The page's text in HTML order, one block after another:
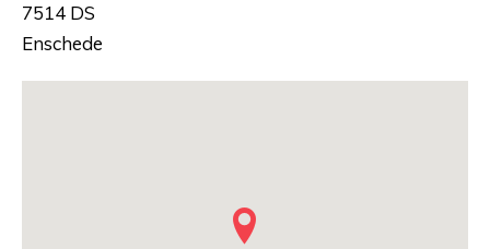
7514 DS
Enschede